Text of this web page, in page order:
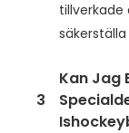
3
Kan Jag